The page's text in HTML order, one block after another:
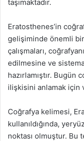
taşımaktadır.
Eratosthenes’in
gelişiminde önemli
çalışmaları,
edilmesine ve
hazırlamıştır. Bugün
ilişkisini anlamak için
Coğrafya kelimesi,
kullanıldığında,
noktası olmuştur. Bu